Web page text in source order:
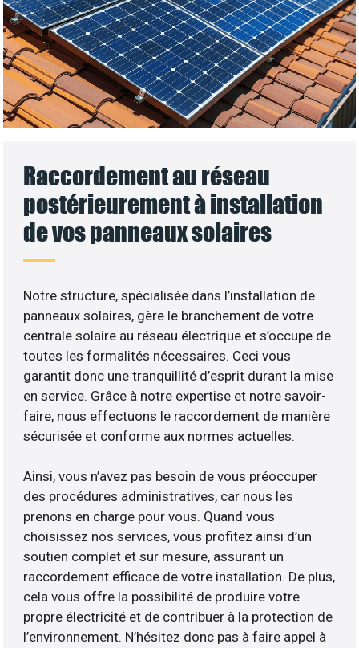
Raccordement au réseau
postérieurement à installation
de vos panneaux solaires
Notre structure, spécialisée dans l’installation de
panneaux solaires, gère le branchement de votre
centrale solaire au réseau électrique et s’occupe de
toutes les formalités nécessaires. Ceci vous
garantit donc une tranquillité d’esprit durant la mise
en service. Grâce à notre expertise et notre savoir-
faire, nous effectuons le raccordement de manière
sécurisée et conforme aux normes actuelles.
Ainsi, vous n’avez pas besoin de vous préoccuper
des procédures administratives, car nous les
prenons en charge pour vous. Quand vous
choisissez nos services, vous profitez ainsi d’un
soutien complet et sur mesure, assurant un
raccordement efficace de votre installation. De plus,
cela vous offre la possibilité de produire votre
propre électricité et de contribuer à la protection de
l’environnement. N’hésitez donc pas à faire appel à